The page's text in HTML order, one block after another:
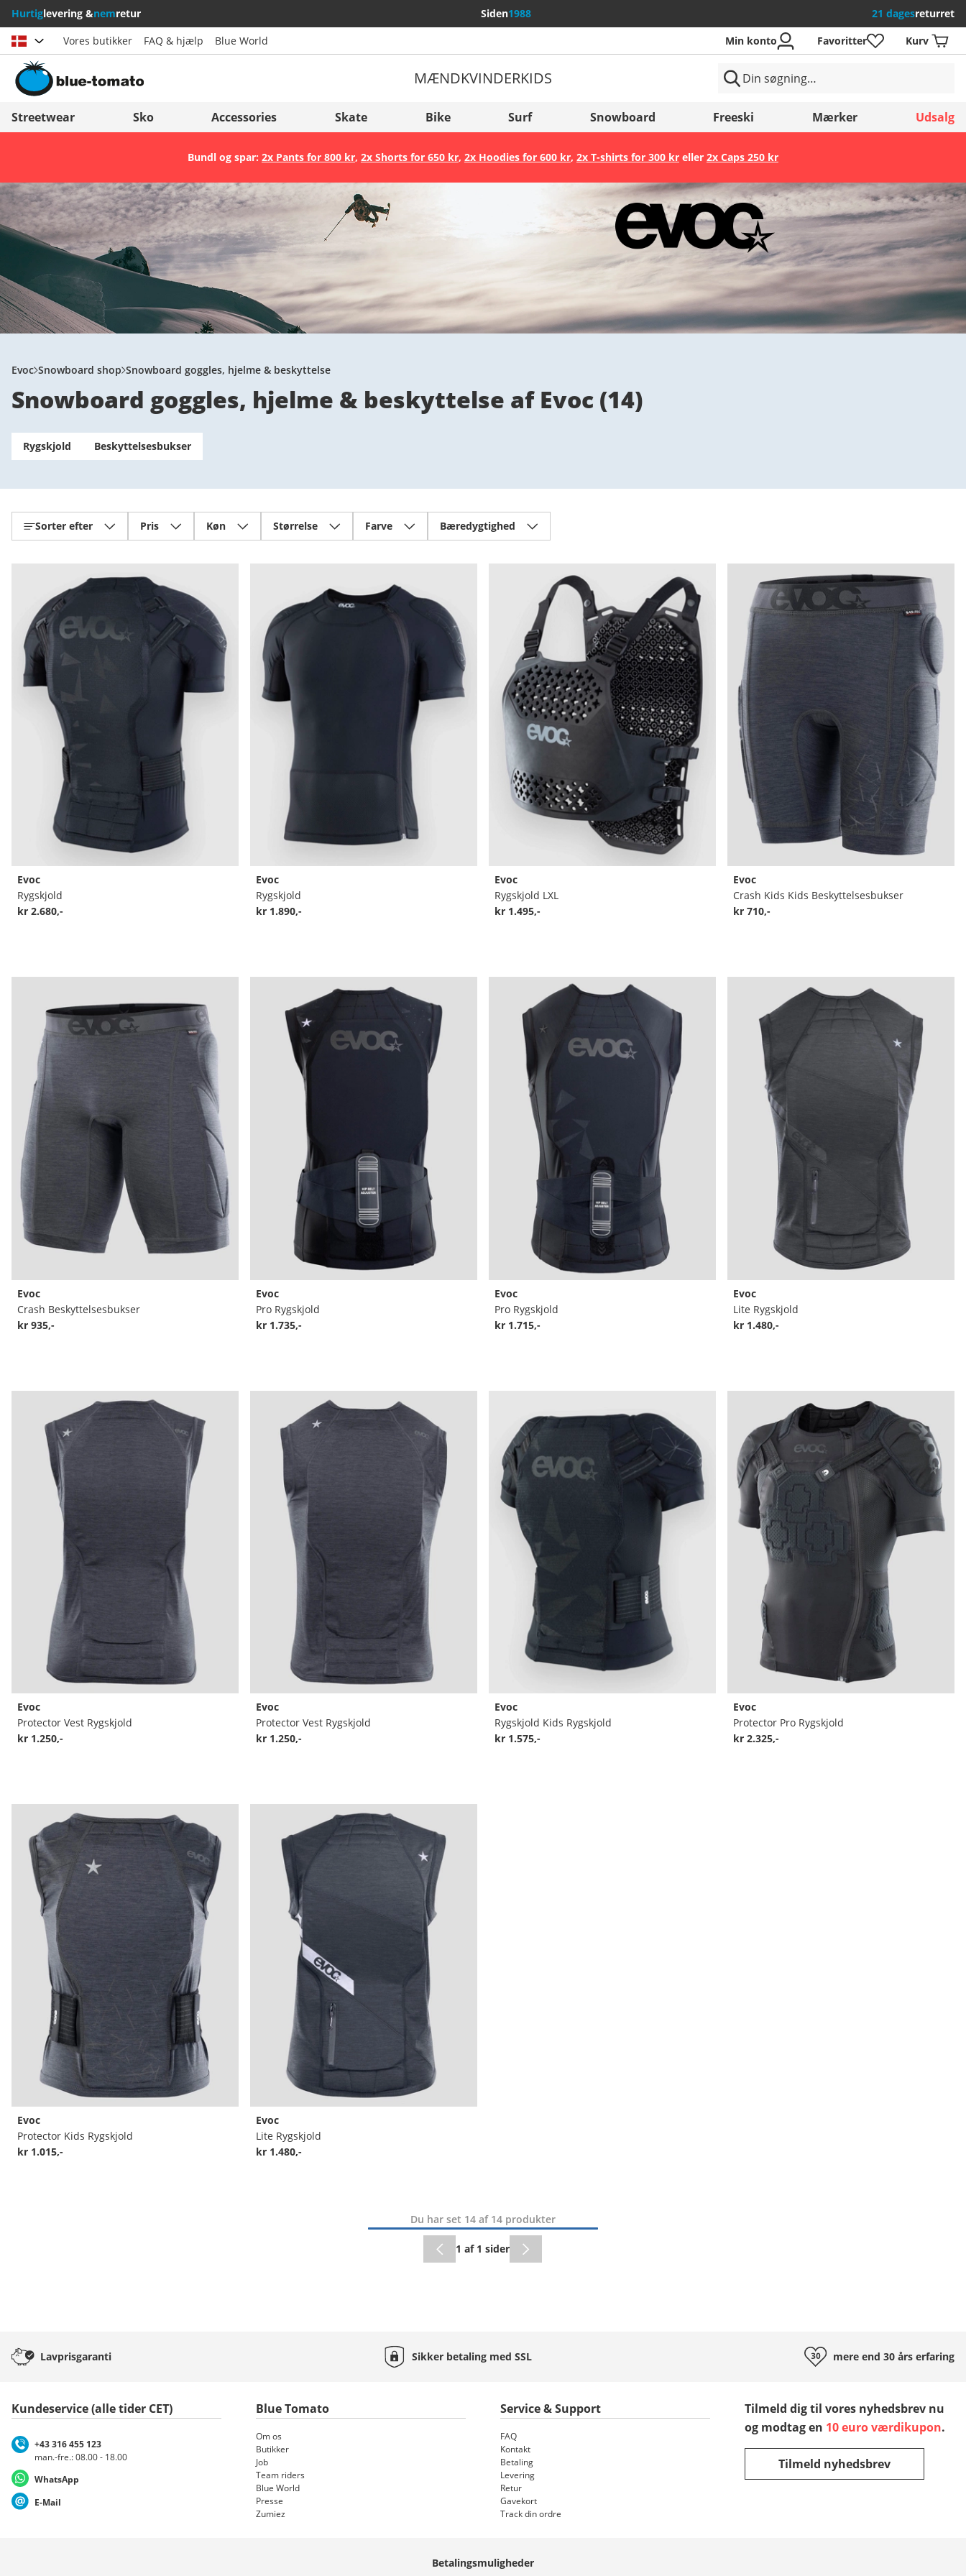
Hurtiglevering &nemretur Siden1988 21 dagesreturret
Vælg land
Österreich
Suisse (Français)
Svizzera (Italiano)
France
Italia (Italiano)
Italien (Deutsch)
España
Suomi
United Kingdom
Slovenija
België (Nederlands)
Belgique (Français)
Danmark
Gem
Vores butikker FAQ & hjælp Blue World Min konto Favoritter Kurv
MÆNDKVINDERKIDS
Streetwear Sko Accessories Skate Bike Surf Snowboard Freeski Mærker Udsalg
Bundl og spar: 2x Pants for 800 kr, 2x Shorts for 650 kr, 2x Hoodies for 600 kr, 2x T-shirts for 300 kreller 2x Caps 250 kr
Evoc Snowboard shop Snowboard goggles, hjelme & beskyttelse
Snowboard goggles, hjelme & beskyttelse af Evoc (14)
Rygskjold Beskyttelsesbukser
Sorter efter Pris Køn Størrelse Farve Bæredygtighed
Evoc
Rygskjold
kr 2.680,-
Evoc
Rygskjold
kr 1.890,-
Evoc
Rygskjold LXL
kr 1.495,-
Evoc
Crash Kids Kids Beskyttelsesbukser
kr 710,-
Evoc
Crash Beskyttelsesbukser
kr 935,-
Evoc
Pro Rygskjold
kr 1.735,-
Evoc
Pro Rygskjold
kr 1.715,-
Evoc
Lite Rygskjold
kr 1.480,-
Evoc
Protector Vest Rygskjold
kr 1.250,-
Evoc
Protector Vest Rygskjold
kr 1.250,-
Evoc
Rygskjold Kids Rygskjold
kr 1.575,-
Evoc
Protector Pro Rygskjold
kr 2.325,-
Evoc
Protector Kids Rygskjold
kr 1.015,-
Evoc
Lite Rygskjold
kr 1.480,-
Du har set 14 af 14 produkter
1 af 1 sider
Lavprisgaranti Sikker betaling medSSL mere end 30 års erfaring
Kundeservice (alle tider CET)
+43 316 455 123
man.-fre.: 08.00 - 18.00
WhatsApp
E-Mail
Blue Tomato
Om os
Butikker
Job
Team riders
Blue World
Presse
Zumiez
Service & Support
FAQ
Kontakt
Betaling
Levering
Retur
Gavekort
Track din ordre
Tilmeld dig til vores nyhedsbrev nu
og modtag en 10 euro værdikupon.
Tilmeld nyhedsbrev
Betalingsmuligheder